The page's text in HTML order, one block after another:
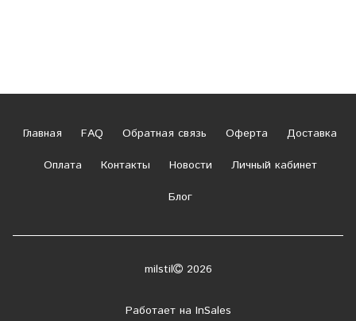
Главная FAQ Обратная связь Оферта
Доставка
Оплата
Контакты Новости
Личный кабинет
Блог
milstil 2026
Работает на InSales